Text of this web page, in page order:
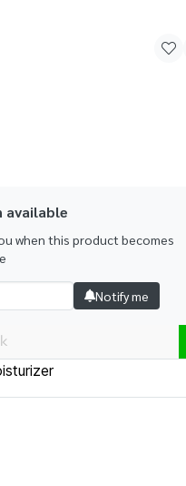
available
when this product becomes
Notify me